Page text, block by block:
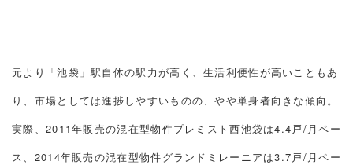
元より「池袋」駅自体の駅力が高く、生活利便性が高いこともあ
り、市場としては進捗しやすいものの、やや単身者向きな傾向。
実際、2011年販売の混在型物件プレミスト西池袋は4.4戸/月ペー
ス、2014年販売の混在型物件グランドミレーニアは3.7戸/月ペー